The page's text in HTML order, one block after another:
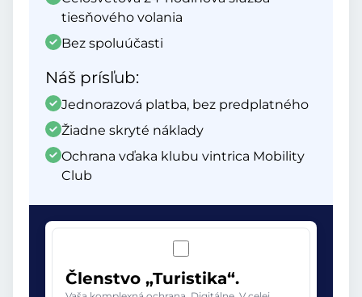
tiesňového volania
Bez spoluúčasti
Náš prísľub:
Jednorazová platba, bez predplatného
Žiadne skryté náklady
Ochrana vďaka klubu vintrica Mobility
Club
Členstvo „Turistika“.